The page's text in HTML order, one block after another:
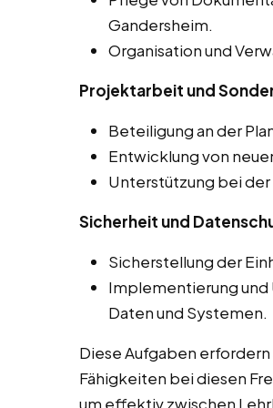
Gandersheim.
Organisation und
Projektarbeit und
Beteiligung an der
Entwicklung von
Unterstützung bei
Sicherheit und
Sicherstellung der
Implementierung und
Daten und Systemen.
Diese Aufgaben
Fähigkeiten bei diesen
um effektiv zwischen